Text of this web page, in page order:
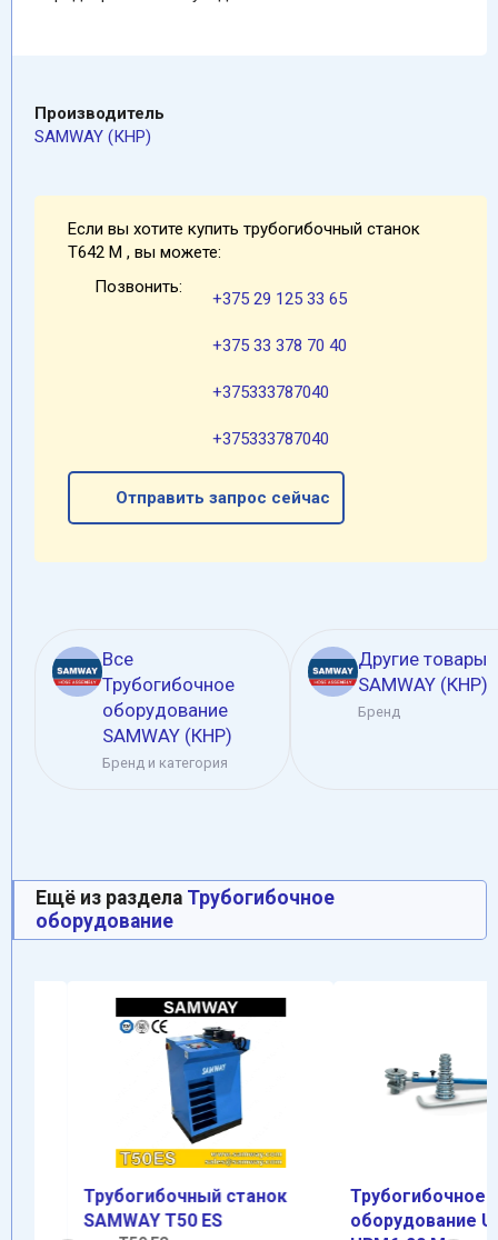
Производитель
SAMWAY (КНР)
Если вы хотите купить трубогибочный станок
T642 M , вы можете:
Позвонить:
+375 29 125 33 65
+375 33 378 70 40
+375333787040
+375333787040
Отправить запрос сейчас
Все
Трубогибочное
оборудование
SAMWAY (КНР)
Бренд и категория
Другие товары
SAMWAY (КНР)
Бренд
Ещё из раздела Трубогибочное
оборудование
Трубогибочный станок
SAMWAY T50 ES
Трубогибочное
оборудование